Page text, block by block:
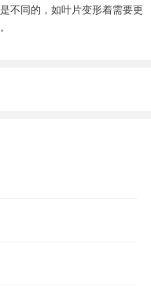
不同的，如叶片变形着需要更